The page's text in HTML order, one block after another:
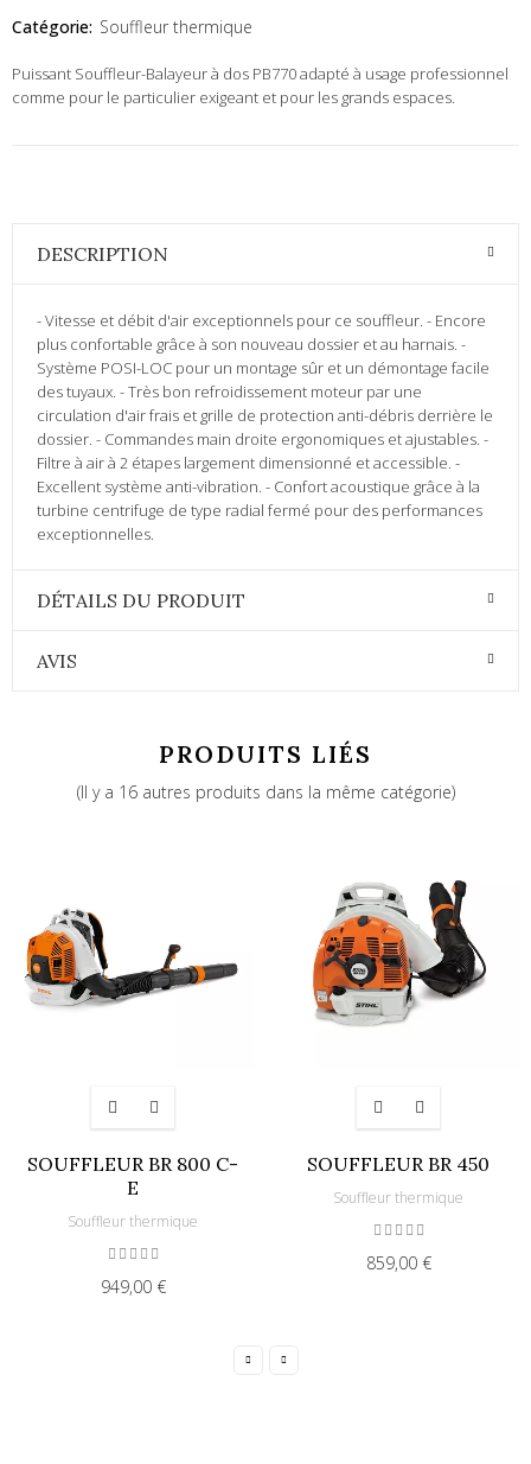
Catégorie: Souffleur thermique
Puissant Souffleur-Balayeur à dos PB770 adapté à usage professionnel
comme pour le particulier exigeant et pour les grands espaces.
DESCRIPTION
- Vitesse et débit d'air exceptionnels pour ce souffleur. - Encore
plus confortable grâce à son nouveau dossier et au harnais. -
Système POSI-LOC pour un montage sûr et un démontage facile
des tuyaux. - Très bon refroidissement moteur par une
circulation d'air frais et grille de protection anti-débris derrière le
dossier. - Commandes main droite ergonomiques et ajustables. -
Filtre à air à 2 étapes largement dimensionné et accessible. -
Excellent système anti-vibration. - Confort acoustique grâce à la
turbine centrifuge de type radial fermé pour des performances
exceptionnelles.
DÉTAILS DU PRODUIT
AVIS
PRODUITS LIÉS
(Il y a 16 autres produits dans la même catégorie)
SOUFFLEUR BR 800 C-
E
Souffleur thermique
949,00 €
SOUFFLEUR BR 450
Souffleur thermique
859,00 €